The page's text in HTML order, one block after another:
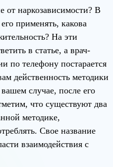
от наркозависимости? В
применять, какова
На эти
в статье, а врач-
по телефону постарается
действенность методики
случае, после его
что существуют два
методике,
Свое название
взаимодействия с